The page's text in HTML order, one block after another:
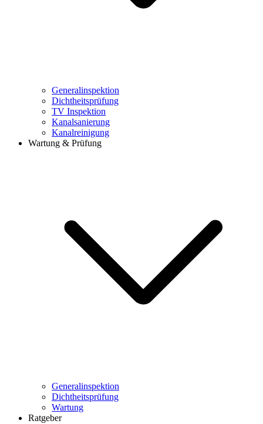
Generalinspektion
Dichtheitsprüfung
TV Inspektion
Kanalsanierung
Kanalreinigung
Wartung & Prüfung
Generalinspektion
Dichtheitsprüfung
Wartung
Ratgeber